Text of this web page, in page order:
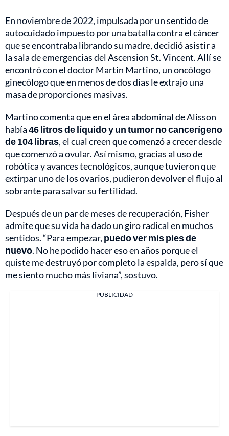
En noviembre de 2022, impulsada por un sentido de
autocuidado impuesto por una batalla contra el cáncer
que se encontraba librando su madre, decidió asistir a
la sala de emergencias del Ascension St. Vincent. Allí se
encontró con el doctor Martin Martino, un oncólogo
ginecólogo que en menos de dos días le extrajo una
masa de proporciones masivas.
Martino comenta que en el área abdominal de Alisson
había46 litros de líquido y un tumor no cancerígeno
de 104 libras, el cual creen que comenzó a crecer desde
que comenzó a ovular. Así mismo, gracias al uso de
robótica y avances tecnológicos, aunque tuvieron que
extirpar uno de los ovarios, pudieron devolver el flujo al
sobrante para salvar su fertilidad.
Después de un par de meses de recuperación, Fisher
admite que su vida ha dado un giro radical en muchos
sentidos. “Para empezar, puedo ver mis pies de
nuevo. No he podido hacer eso en años porque el
quiste me destruyó por completo la espalda, pero sí que
me siento mucho más liviana”, sostuvo.
PUBLICIDAD